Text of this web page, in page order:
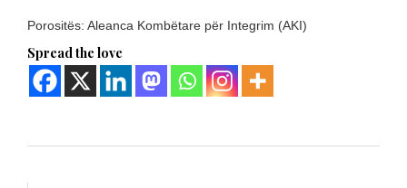
Porositës: Aleanca Kombëtare për Integrim (AKI)
Spread the love